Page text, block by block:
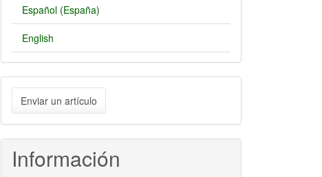
Español (España)
English
Enviar
un
artículo
Enviar un artículo
Información